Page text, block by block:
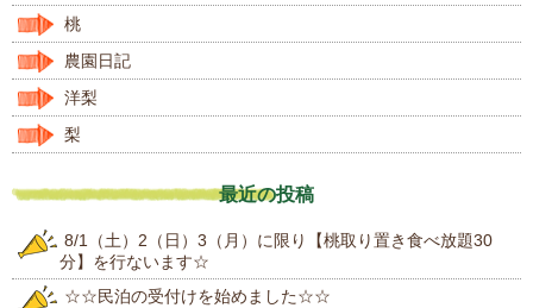
桃
農園日記
洋梨
梨
最近の投稿
8/1（土）2（日）3（月）に限り【桃取り置き食べ放題30
分】を行ないます☆
☆☆民泊の受付けを始めました☆☆